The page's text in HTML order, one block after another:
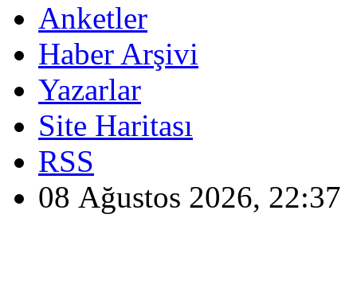
Anketler
Haber Arşivi
Yazarlar
Site Haritası
RSS
08 Ağustos 2026, 22:37